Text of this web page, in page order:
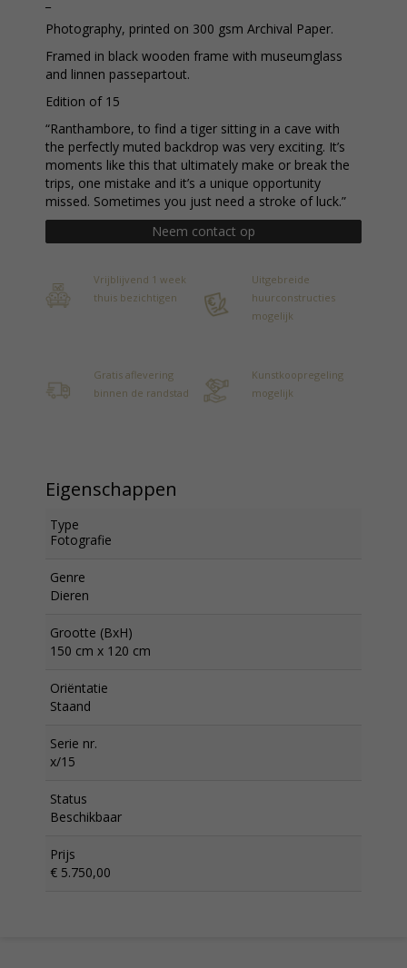
Photography, printed on 300 gsm Archival Paper.
Framed in black wooden frame with museumglass
and linnen passepartout.
Edition of 15
“Ranthambore, to find a tiger sitting in a cave with
the perfectly muted backdrop was very exciting. It’s
moments like this that ultimately make or break the
trips, one mistake and it’s a unique opportunity
missed. Sometimes you just need a stroke of luck.”
Neem contact op
Vrijblijvend 1 week
thuis bezichtigen
Uitgebreide
huurconstructies
mogelijk
Gratis aflevering
binnen de randstad
Kunstkoopregeling
mogelijk
Eigenschappen
Type
Fotografie
Genre
Dieren
Grootte (BxH)
150 cm x 120 cm
Oriëntatie
Staand
Serie nr.
x/15
Status
Beschikbaar
Prijs
€ 5.750,00